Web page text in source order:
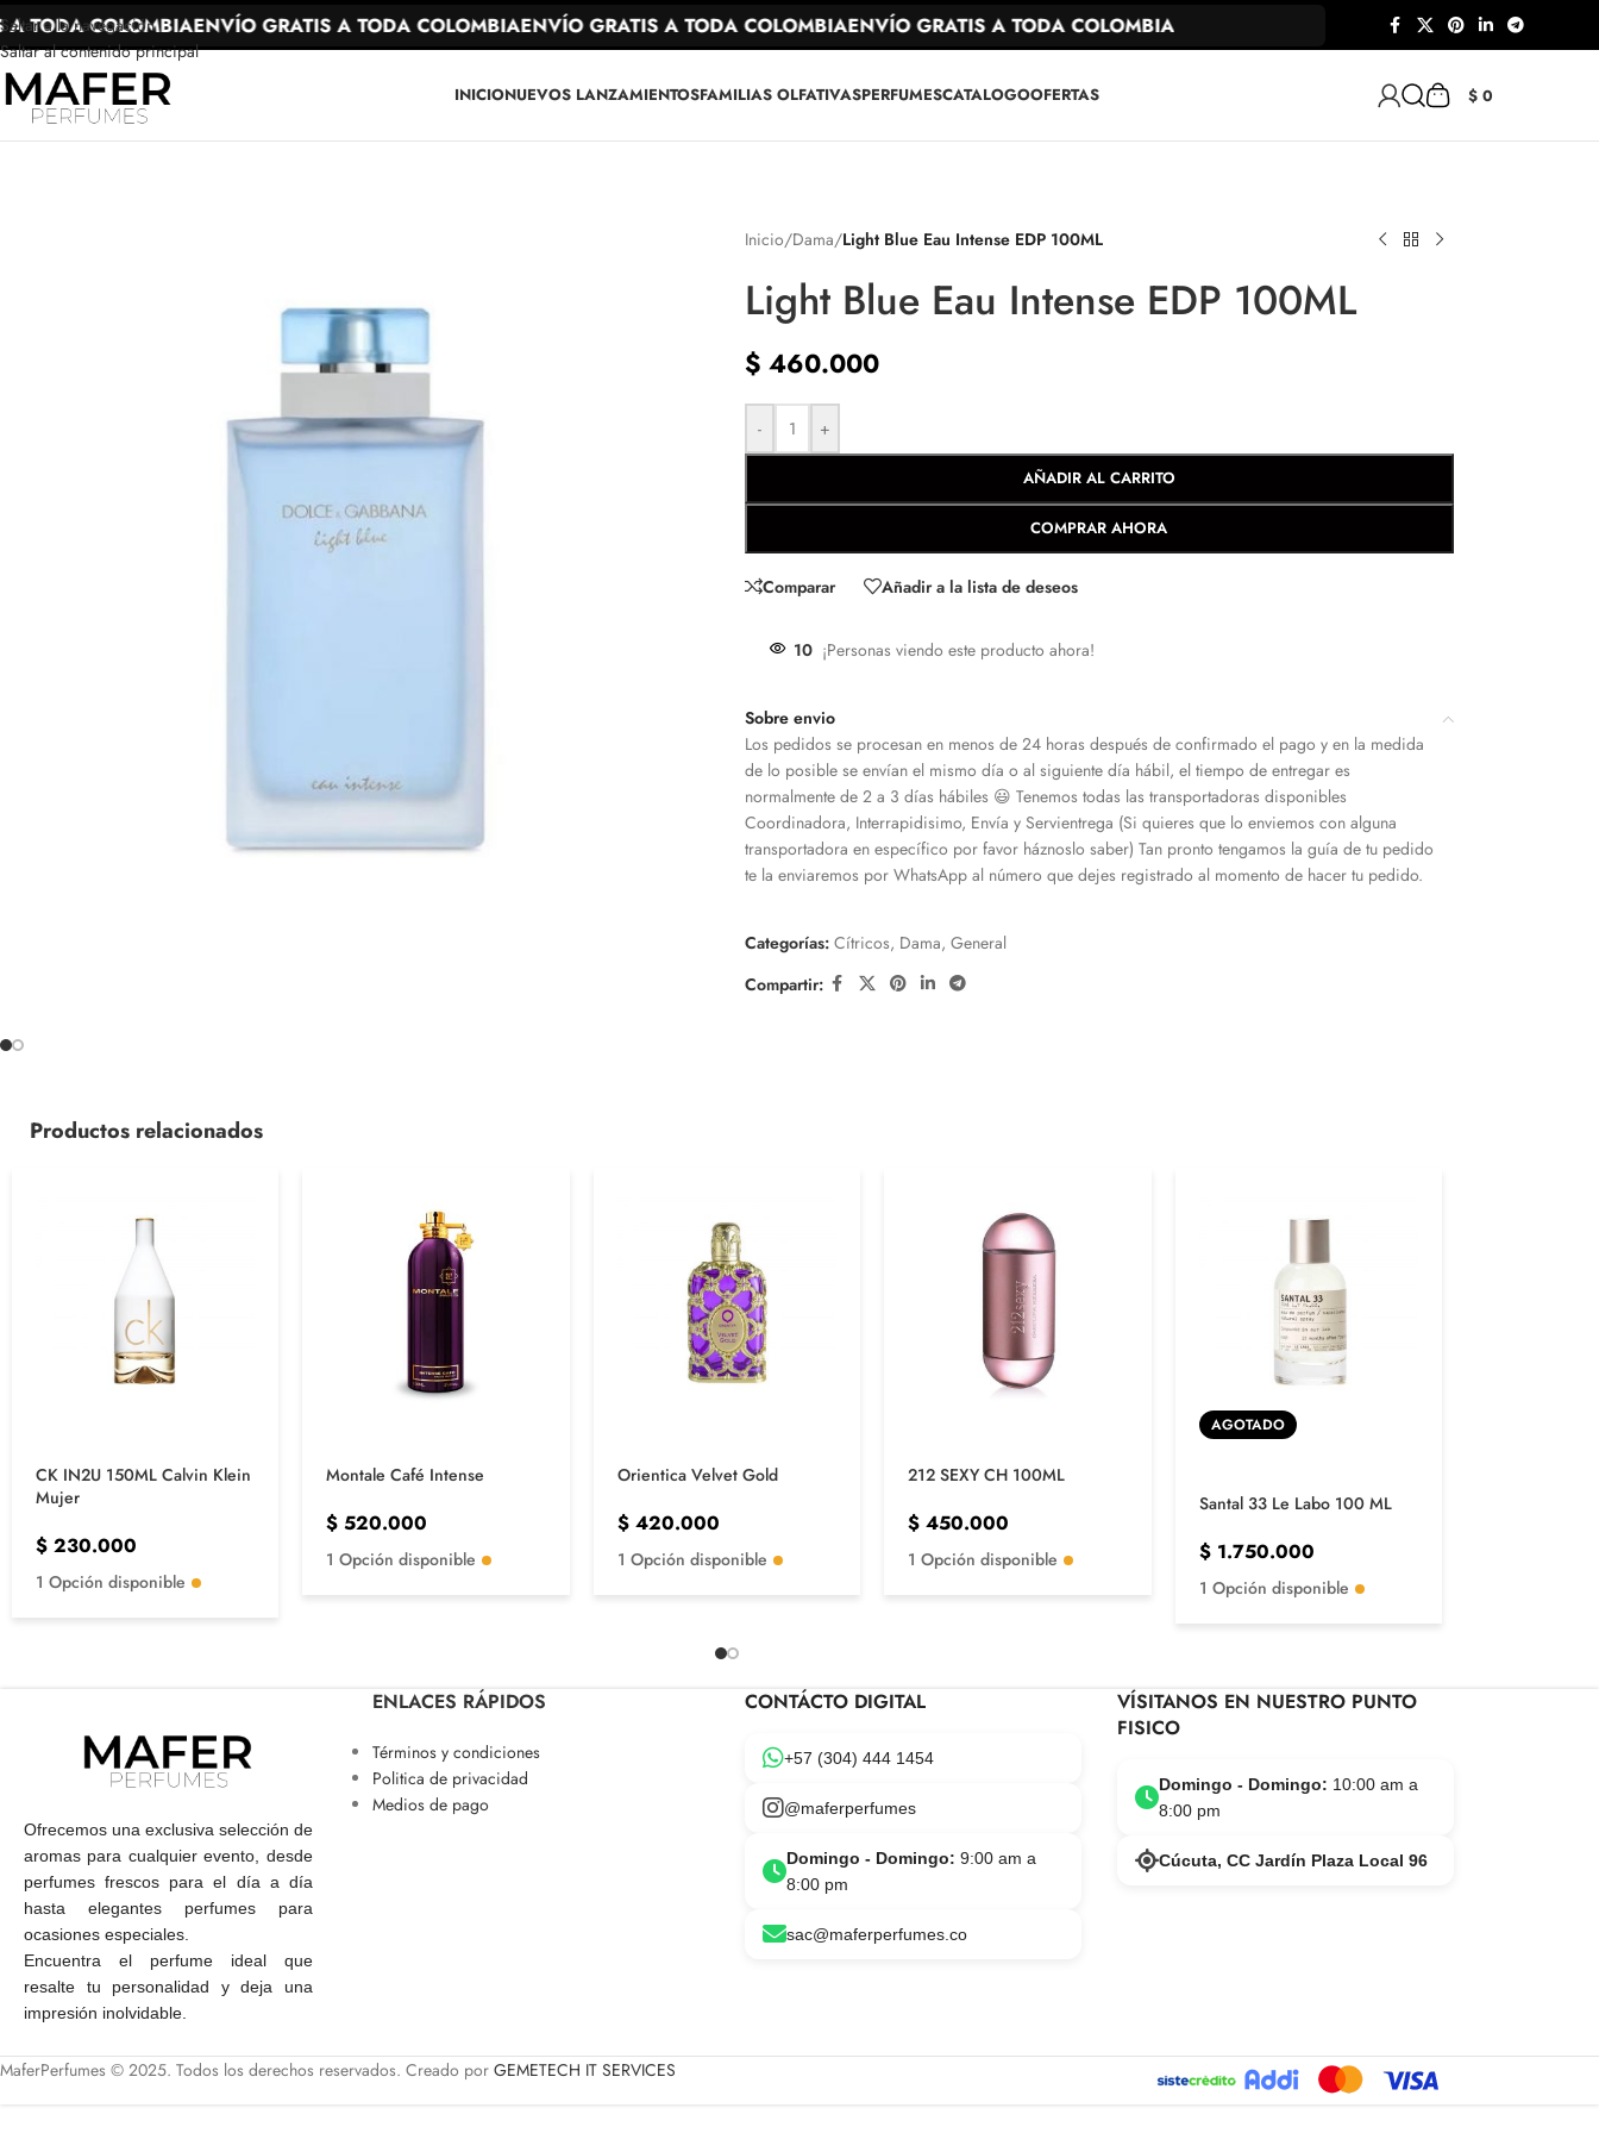
Saltar a la navegación
Saltar al contenido principal
COLOMBIAENVÍO GRATIS A TODA COLOMBIAENVÍO GRATIS A TODA COLOMBIAENVÍO GRATIS A TODA COLOMBIA
INICIONUEVOS LANZAMIENTOSFAMILIAS OLFATIVASPERFUMESCATALOGOOFERTAS $0
Inicio/Dama/Light Blue Eau Intense EDP 100ML
Light Blue Eau Intense EDP 100ML
$460.000
- +
AÑADIR AL CARRITO
COMPRAR AHORA
Comparar Añadir a la lista de deseos
10 ¡Personas viendo este producto ahora!
Sobre envio
Los pedidos se procesan en menos de 24 horas después de confirmado el pago y en la medida
de lo posible se envían el mismo día o al siguiente día hábil, el tiempo de entregar es
normalmente de 2 a 3 días hábiles 😃 Tenemos todas las transportadoras disponibles
Coordinadora, Interrapidisimo, Envía y Servientrega (Si quieres que lo enviemos con alguna
transportadora en específico por favor háznoslo saber) Tan pronto tengamos la guía de tu pedido
te la enviaremos por WhatsApp al número que dejes registrado al momento de hacer tu pedido.
Categorías: Cítricos, Dama, General
Compartir:
Productos relacionados
CK IN2U 150ML Calvin Klein
Mujer
$ 230.000
1 Opción disponible
Montale Café Intense
$ 520.000
1 Opción disponible
Orientica Velvet Gold
$420.000
1 Opción disponible
212 SEXY CH 100ML
$ 450.000
1 Opción disponible
AGOTADO
Santal 33 Le Labo 100 ML
$1.750.000
1 Opción disponible
Ofrecemos una exclusiva selección de
aromas para cualquier evento, desde
perfumes frescos para el día a día
hasta elegantes perfumes para
ocasiones especiales.
Encuentra el perfume ideal que
resalte tu personalidad y deja una
impresión inolvidable.
ENLACES RÁPIDOS
Términos y condiciones
Politica de privacidad
Medios de pago
CONTÁCTO DIGITAL
+57 (304) 444 1454
@maferperfumes
Domingo - Domingo: 9:00 am a
8:00 pm
sac@maferperfumes.co
VÍSITANOS EN NUESTRO PUNTO
FISICO
Domingo - Domingo: 10:00 am a
8:00 pm
Cúcuta, CC Jardín Plaza Local 96
MaferPerfumes © 2025. Todos los derechos reservados. Creado por GEMETECH IT SERVICES